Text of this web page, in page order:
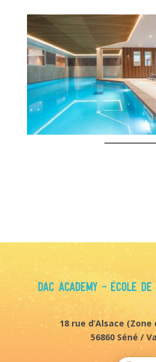
DAC Academy - École
18 rue d’Alsace (Zone
56860 Séné /